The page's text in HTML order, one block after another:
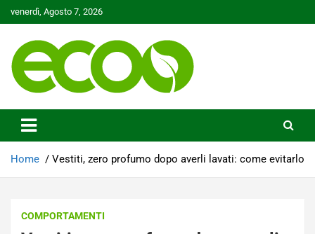
to
venerdì, Agosto 7, 2026
Ecoo.it
Home Vestiti, zero profumo dopo averli lavati: come evitarlo
COMPORTAMENTI